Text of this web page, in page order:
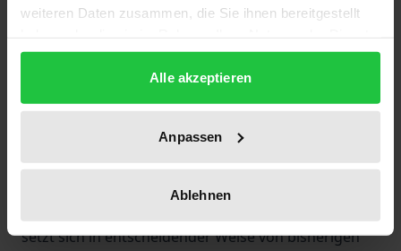
weiteren Daten zusammen, die Sie ihnen bereitgestellt
gesammelt haben.
Alle akzeptieren
Anpassen
Ablehnen
wirkmächtiges, bisher unerforschtes Kalkül der
Gegenwart (Tieck, Droste-Hülshoff, Büchner, Kafka,
Aichinger, Kracht u.a.) geht die Studie dieser
Strategie der Verstrickung nach und versucht,
literaturtheoretisch eine Perspektive jenseits der
Alternative von Hermeneutik und Dekonstruktion zu
setzt sich in entscheidender Weise von bisherigen